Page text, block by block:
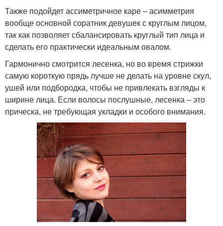
Также подойдет ассиметричное каре – асимметрия
вообще основной соратник девушек с круглым лицом,
так как позволяет сбалансировать круглый тип лица и
сделать его практически идеальным овалом.
Гармонично смотрится лесенка, но во время стрижки
самую короткую прядь лучше не делать на уровне скул,
ушей или подбородка, чтобы не привлекать взгляды к
ширине лица. Если волосы послушные, лесенка – это
прическа, не требующая укладки и особого внимания.